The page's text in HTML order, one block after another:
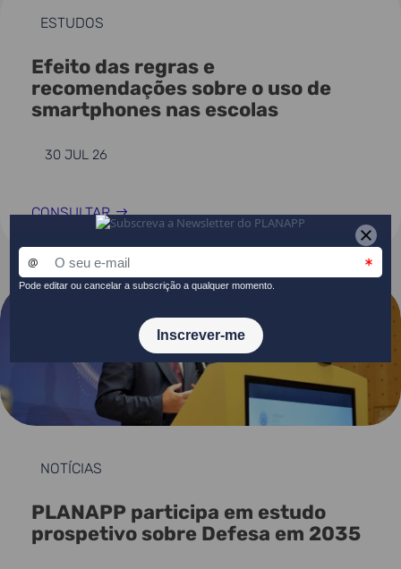
ESTUDOS
Efeito das regras e
recomendações sobre o uso de
smartphones nas escolas
30 JUL 26
CONSULTAR
NOTÍCIAS
PLANAPP participa em estudo
prospetivo sobre Defesa em 2035